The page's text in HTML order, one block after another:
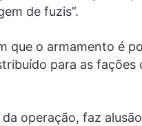
de fuzis”.
que o armamento é
para as
da operação, faz